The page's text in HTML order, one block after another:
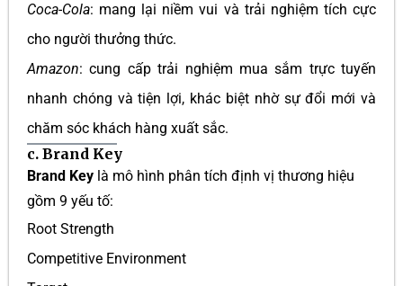
Coca-Cola: mang lại niềm vui và trải nghiệm tích cực
cho người thưởng thức.
Amazon: cung cấp trải nghiệm mua sắm trực tuyến
nhanh chóng và tiện lợi, khác biệt nhờ sự đổi mới và
chăm sóc khách hàng xuất sắc.
c. Brand Key
Brand Key là mô hình phân tích định vị thương hiệu
gồm 9 yếu tố:
Root Strength
Competitive Environment